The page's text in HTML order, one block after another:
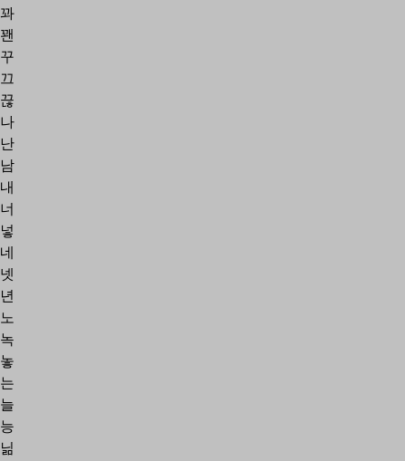
꽈
꽨
꾸
끄
끊
나
난
남
내
너
넣
네
넷
년
노
녹
놓
는
늘
능
닒